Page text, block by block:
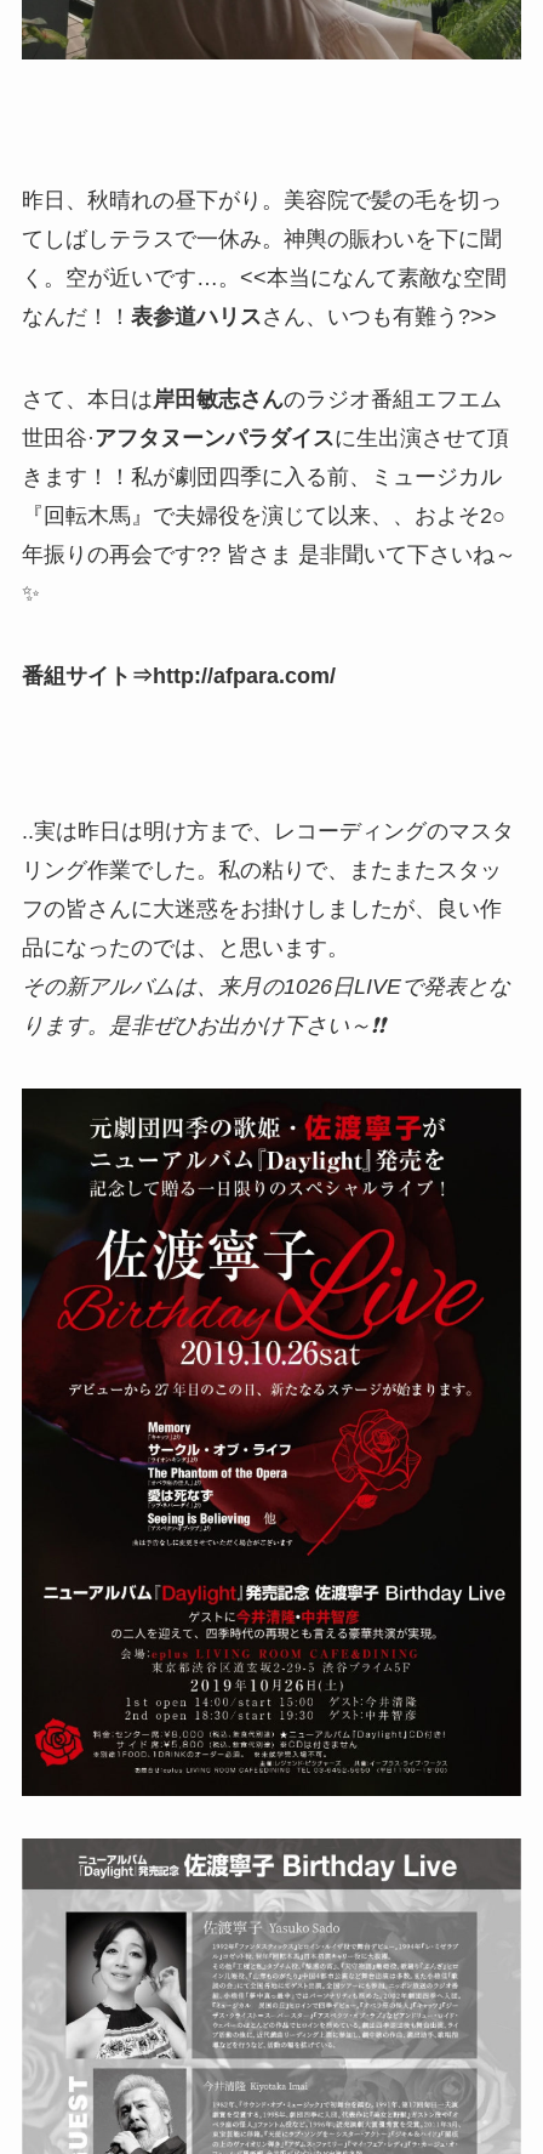
昨日、秋晴れの昼下がり。美容院で髪の毛を切っ
てしばしテラスで一休み。神輿の賑わいを下に聞
く。空が近いです…。<<本当になんて素敵な空間
なんだ！！ 表参道ハリスさん、いつも有難う?>>
さて、本日は岸田敏志さんのラジオ番組エフエム
世田谷·アフタヌーンパラダイスに生出演させて頂
きます！！私が劇団四季に入る前、ミュージカル
『回転木馬』で夫婦役を演じて以来、、およそ2○
年振りの再会です?? 皆さま 是非聞いて下さいね～
✨
番組サイト⇒http://afpara.com/
..実は昨日は明け方まで、レコーディングのマスタ
リング作業でした。私の粘りで、またまたスタッ
フの皆さんに大迷惑をお掛けしましたが、良い作
品になったのでは、と思います。
その新アルバムは、来月の1026日LIVEで発表とな
ります。是非ぜひお出かけ下さい～❗❗